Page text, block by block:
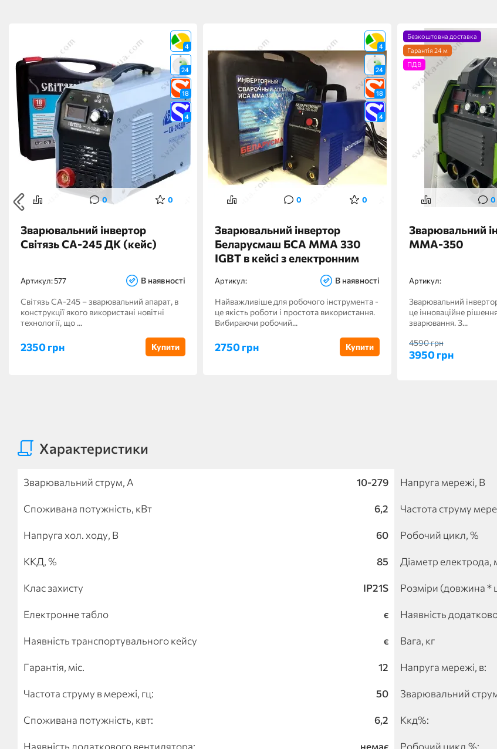
4
24
18
4
0 0
Зварювальний інвертор
Світязь СА-245 ДК (кейс)
Артикул:577 В наявності
Світязь СА-245 – зварювальний апарат, в
конструкції якого використані новітні
технології, що ...
2350 грн Купити
4
24
18
4
0 0
Зварювальний інвертор
Беларусмаш БСА ММА 330
IGBT в кейсі з електронним
Артикул: В наявності
Найважливіше для робочого інструмента -
це якість роботи і простота використання.
Вибираючи робочий...
2750 грн Купити
Безкоштовна доставка
Гарантія 24 м
ПДВ
0
Зварювальний
MMA-350
Артикул:
Зварювальний
це інноваційне
зварювання. З...
4590 грн
3950 грн
Характеристики
Зварювальний струм, А 10-279 Напруга мережі, В
Споживана потужність, кВт 6,2 Частота струму
Напруга хол. ходу, В 60 Робочий цикл, %
ККД, % 85 Діаметр електрода,
Клас захисту IP21S Розміри (довжина *
Електронне табло є Наявність
Наявність транспортувального кейсу є Вага, кг
Гарантія, міс. 12 Напруга мережі, в:
Частота струму в мережі, гц: 50 Зварювальний
Споживана потужність, квт: 6,2 Ккд%:
Наявність додаткового вентилятора: немає Робочий цикл,%: